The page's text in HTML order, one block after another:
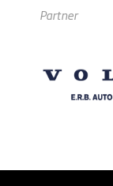
Partner